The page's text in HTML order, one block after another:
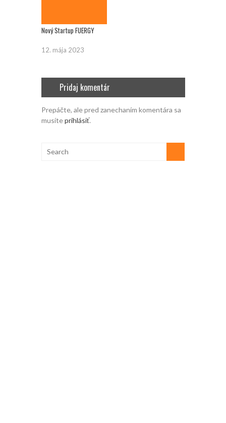
Nový Startup FUERGY
12. mája 2023
Pridaj komentár
Prepáčte, ale pred zanechaním komentára sa
musíteprihlásiť.